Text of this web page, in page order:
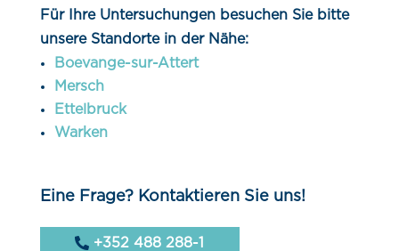
Für Ihre Untersuchungen besuchen Sie bitte
unsere Standorte in der Nähe:
Boevange-sur-Attert
Mersch
Ettelbruck
Warken
Eine Frage? Kontaktieren Sie uns!
+352 488 288-1